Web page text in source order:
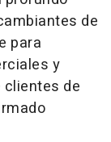
de
para
y
clientes de